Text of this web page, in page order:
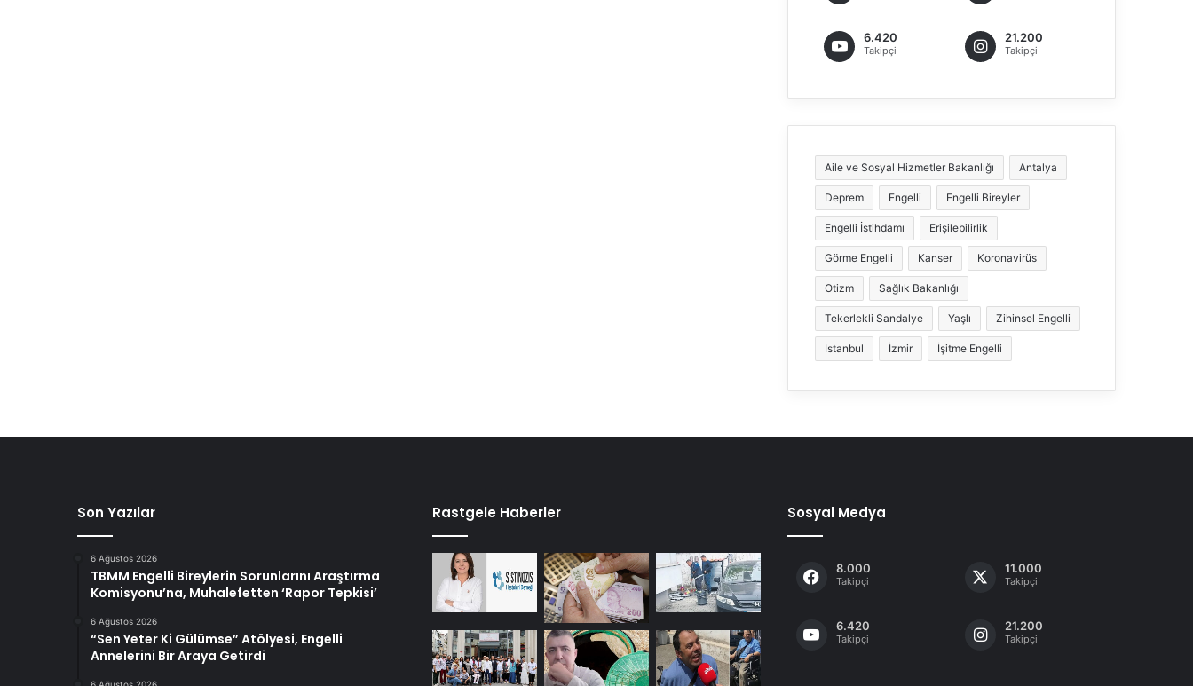
6.420
Takipçi
21.200
Takipçi
Aile ve Sosyal Hizmetler Bakanlığı Antalya
Deprem Engelli Engelli Bireyler
Engelli İstihdamı Erişilebilirlik
Görme Engelli Kanser Koronavirüs
Otizm Sağlık Bakanlığı
Tekerlekli Sandalye Yaşlı Zihinsel Engelli
İstanbul İzmir İşitme Engelli
Son Yazılar
6 Ağustos 2026
TBMM Engelli Bireylerin Sorunlarını Araştırma
Komisyonu’na, Muhalefetten ‘Rapor Tepkisi’
6 Ağustos 2026
“Sen Yeter Ki Gülümse” Atölyesi, Engelli
Annelerini Bir Araya Getirdi
Rastgele Haberler Sosyal Medya
8.000
Takipçi
11.000
Takipçi
6.420
Takipçi
21.200
Takipçi